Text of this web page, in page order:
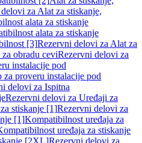
za Alat za stiskanje,
alata za stiskanje
alata za stiskanje
[3]Rezervni delovi za Alat za
obradu ceviRezervni delovi za
instalacije pod
proveru instalacije pod
delovi za Ispitna
Rezervni delovi za Uređaji za
stiskanje [1]Rezervni delovi za
[1]Kompatibilnost uređaja za
uređaja za stiskanje
[2XL]Rezervni delovi za